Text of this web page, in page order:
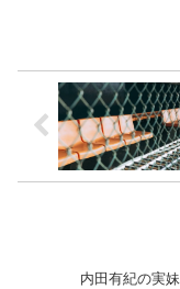
内田有紀の実